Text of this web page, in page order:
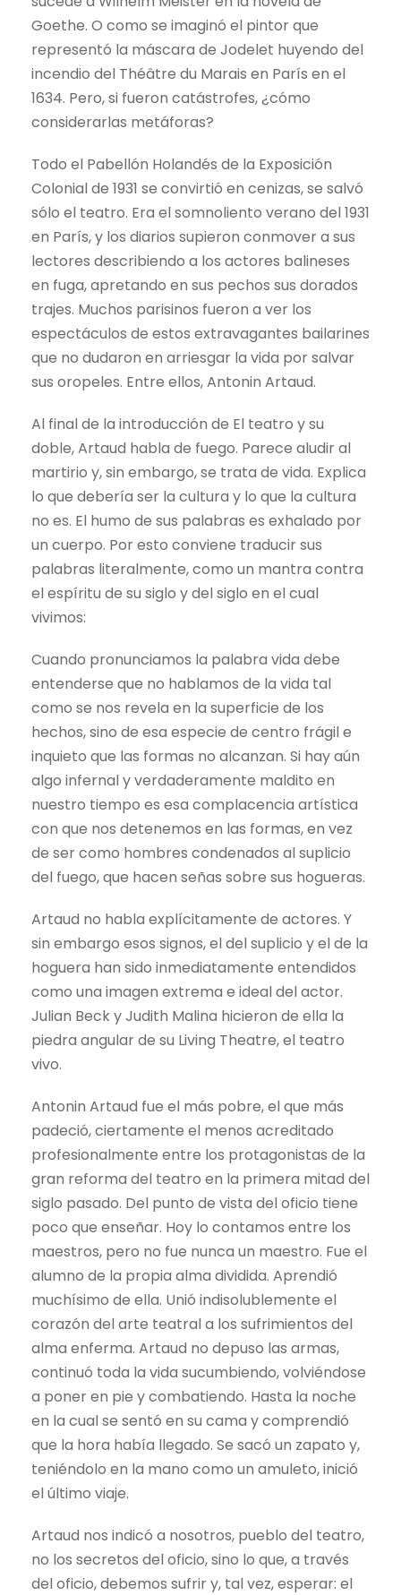
Goethe. O como se imaginó el pintor que
representó la máscara de Jodelet huyendo del
incendio del Théâtre du Marais en París en el
1634. Pero, si fueron catástrofes, ¿cómo
considerarlas metáforas?
Todo el Pabellón Holandés de la Exposición
Colonial de 1931 se convirtió en cenizas, se salvó
sólo el teatro. Era el somnoliento verano del 1931
en París, y los diarios supieron conmover a sus
lectores describiendo a los actores balineses
en fuga, apretando en sus pechos sus dorados
trajes. Muchos parisinos fueron a ver los
espectáculos de estos extravagantes bailarines
que no dudaron en arriesgar la vida por salvar
sus oropeles. Entre ellos, Antonin Artaud.
Al final de la introducción de El teatro y su
doble, Artaud habla de fuego. Parece aludir al
martirio y, sin embargo, se trata de vida. Explica
lo que debería ser la cultura y lo que la cultura
no es. El humo de sus palabras es exhalado por
un cuerpo. Por esto conviene traducir sus
palabras literalmente, como un mantra contra
el espíritu de su siglo y del siglo en el cual
vivimos:
Cuando pronunciamos la palabra vida debe
entenderse que no hablamos de la vida tal
como se nos revela en la superficie de los
hechos, sino de esa especie de centro frágil e
inquieto que las formas no alcanzan. Si hay aún
algo infernal y verdaderamente maldito en
nuestro tiempo es esa complacencia artística
con que nos detenemos en las formas, en vez
de ser como hombres condenados al suplicio
del fuego, que hacen señas sobre sus hogueras.
Artaud no habla explícitamente de actores. Y
sin embargo esos signos, el del suplicio y el de la
hoguera han sido inmediatamente entendidos
como una imagen extrema e ideal del actor.
Julian Beck y Judith Malina hicieron de ella la
piedra angular de su Living Theatre, el teatro
vivo.
Antonin Artaud fue el más pobre, el que más
padeció, ciertamente el menos acreditado
profesionalmente entre los protagonistas de la
gran reforma del teatro en la primera mitad del
siglo pasado. Del punto de vista del oficio tiene
poco que enseñar. Hoy lo contamos entre los
maestros, pero no fue nunca un maestro. Fue el
alumno de la propia alma dividida. Aprendió
muchísimo de ella. Unió indisolublemente el
corazón del arte teatral a los sufrimientos del
alma enferma. Artaud no depuso las armas,
continuó toda la vida sucumbiendo, volviéndose
a poner en pie y combatiendo. Hasta la noche
en la cual se sentó en su cama y comprendió
que la hora había llegado. Se sacó un zapato y,
teniéndolo en la mano como un amuleto, inició
el último viaje.
Artaud nos indicó a nosotros, pueblo del teatro,
no los secretos del oficio, sino lo que, a través
del oficio, debemos sufrir y, tal vez, esperar: el